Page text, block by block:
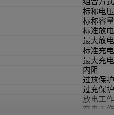
标称电压
标称容量
标准放
最大放
标准充
最大充
内阻
过放保
过充保
放电工
充电工